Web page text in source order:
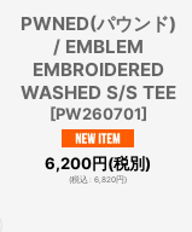
PWNED(パウンド)
/ EMBLEM
EMBROIDERED
WASHED S/S TEE
[PW260701]
6,200円(税別)
(税込: 6,820円)